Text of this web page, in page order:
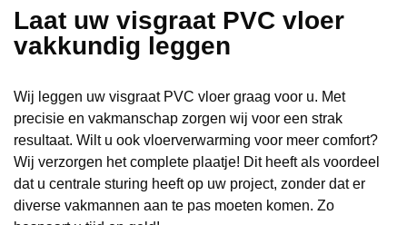
Laat uw visgraat PVC vloer
vakkundig leggen
Wij leggen uw visgraat PVC vloer graag voor u. Met
precisie en vakmanschap zorgen wij voor een strak
resultaat. Wilt u ook vloerverwarming voor meer comfort?
Wij verzorgen het complete plaatje! Dit heeft als voordeel
dat u centrale sturing heeft op uw project, zonder dat er
diverse vakmannen aan te pas moeten komen. Zo